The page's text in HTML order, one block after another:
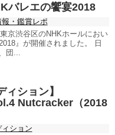
バレエの饗宴2018
・鑑賞レポ
京渋谷区のNHKホールにおい
』が開催されました。 日
団...
ィション】
Nutcracker（2018
ィション